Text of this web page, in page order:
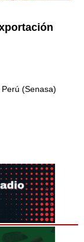
(Senasa)